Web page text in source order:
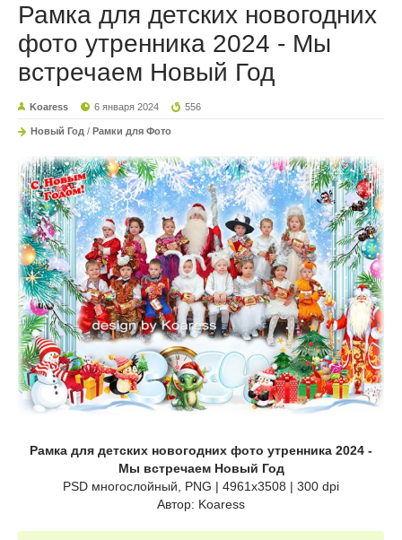
Рамка для детских новогодних
фото утренника 2024 - Мы
встречаем Новый Год
Koaress 6 января 2024 556
Новый Год / Рамки для Фото
Рамка для детских новогодних фото утренника 2024 -
Мы встречаем Новый Год
PSD многослойный, PNG | 4961x3508 | 300 dpi
Автор: Koaress